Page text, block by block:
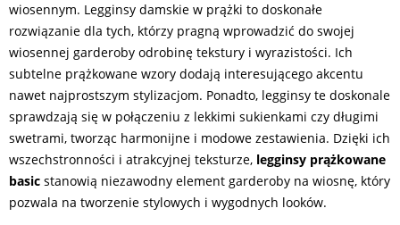
wiosennym. Legginsy damskie w prążki to doskonałe
rozwiązanie dla tych, którzy pragną wprowadzić do swojej
wiosennej garderoby odrobinę tekstury i wyrazistości. Ich
subtelne prążkowane wzory dodają interesującego akcentu
nawet najprostszym stylizacjom. Ponadto, legginsy te doskonale
sprawdzają się w połączeniu z lekkimi sukienkami czy długimi
swetrami, tworząc harmonijne i modowe zestawienia. Dzięki ich
wszechstronności i atrakcyjnej teksturze, legginsy prążkowane
basic stanowią niezawodny element garderoby na wiosnę, który
pozwala na tworzenie stylowych i wygodnych looków.